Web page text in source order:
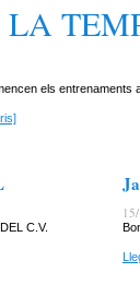
els entrenaments
C.V.